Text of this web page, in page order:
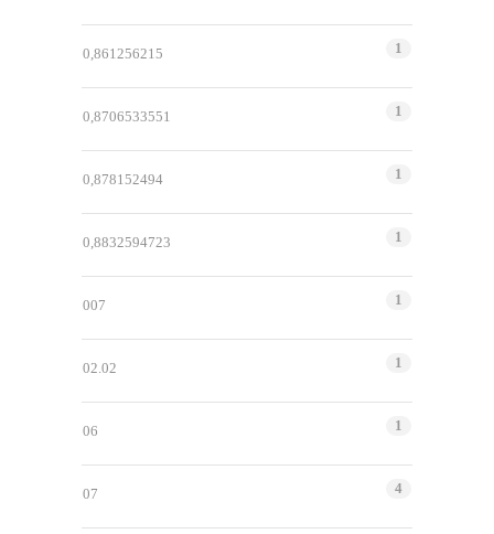
0,861256215 1
0,8706533551 1
0,878152494 1
0,8832594723 1
007 1
02.02 1
06 1
07 4